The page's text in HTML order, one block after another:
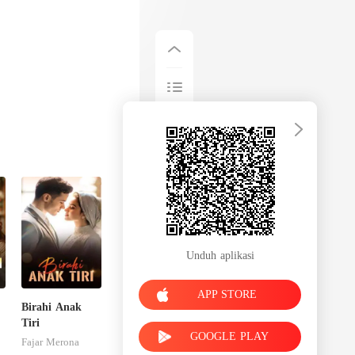
Birahi Anak
Tiri
Fajar Merona
Unduh aplikasi
APP STORE
GOOGLE PLAY